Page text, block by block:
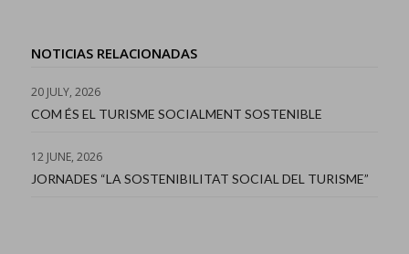
NOTICIAS RELACIONADAS
20 JULY, 2026
COM ÉS EL TURISME SOCIALMENT SOSTENIBLE
12 JUNE, 2026
JORNADES “LA SOSTENIBILITAT SOCIAL DEL TURISME”